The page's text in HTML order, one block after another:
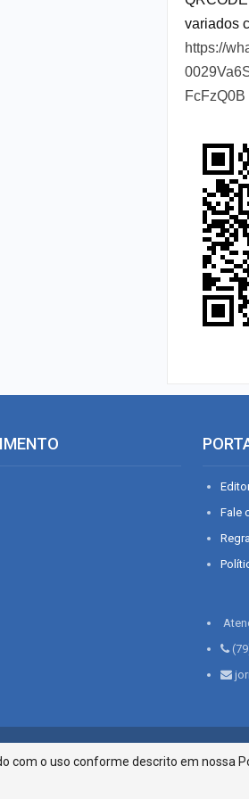
variados
https://
FcFzQ0B
Fale
Silveira 276, Bairro São José | Aracaju-
com o uso conforme descrito em nossa